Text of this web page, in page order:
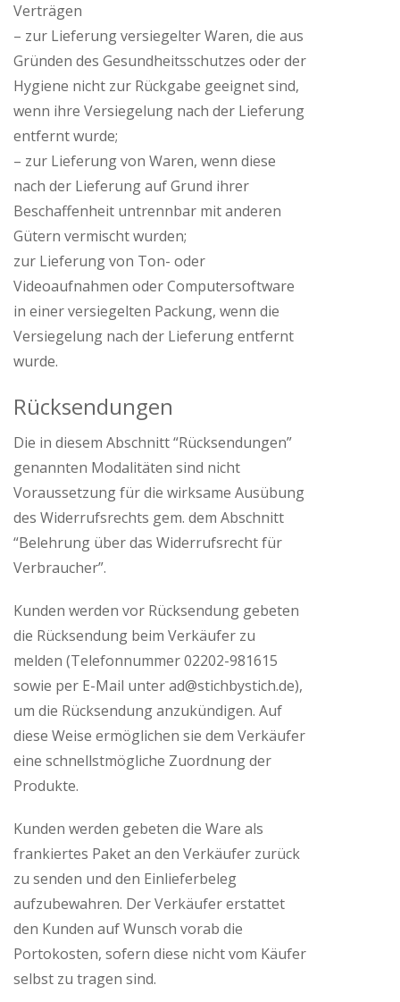
Verträgen
– zur Lieferung versiegelter Waren, die aus
Gründen des Gesundheitsschutzes oder der
Hygiene nicht zur Rückgabe geeignet sind,
wenn ihre Versiegelung nach der Lieferung
entfernt wurde;
– zur Lieferung von Waren, wenn diese
nach der Lieferung auf Grund ihrer
Beschaffenheit untrennbar mit anderen
Gütern vermischt wurden;
zur Lieferung von Ton- oder
Videoaufnahmen oder Computersoftware
in einer versiegelten Packung, wenn die
Versiegelung nach der Lieferung entfernt
wurde.
Rücksendungen
Die in diesem Abschnitt “Rücksendungen”
genannten Modalitäten sind nicht
Voraussetzung für die wirksame Ausübung
des Widerrufsrechts gem. dem Abschnitt
“Belehrung über das Widerrufsrecht für
Verbraucher”.
Kunden werden vor Rücksendung gebeten
die Rücksendung beim Verkäufer zu
melden (Telefonnummer 02202-981615
sowie per E-Mail unter ad@stichbystich.de),
um die Rücksendung anzukündigen. Auf
diese Weise ermöglichen sie dem Verkäufer
eine schnellstmögliche Zuordnung der
Produkte.
Kunden werden gebeten die Ware als
frankiertes Paket an den Verkäufer zurück
zu senden und den Einlieferbeleg
aufzubewahren. Der Verkäufer erstattet
den Kunden auf Wunsch vorab die
Portokosten, sofern diese nicht vom Käufer
selbst zu tragen sind.